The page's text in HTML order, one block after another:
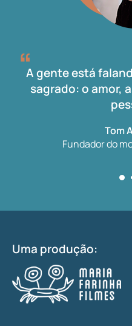
A gente está
sagrado: o amor,
Tom
Fundador do
Uma produção: